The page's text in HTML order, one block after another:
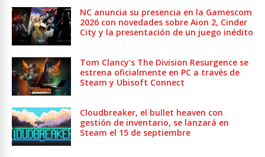
NC anuncia su presencia en la Gamescom
2026 con novedades sobre Aion 2, Cinder
City y la presentación de un juego inédito
Tom Clancy’s The Division Resurgence se
estrena oficialmente en PC a través de
Steam y Ubisoft Connect
Cloudbreaker, el bullet heaven con
gestión de inventario, se lanzará en
Steam el 15 de septiembre